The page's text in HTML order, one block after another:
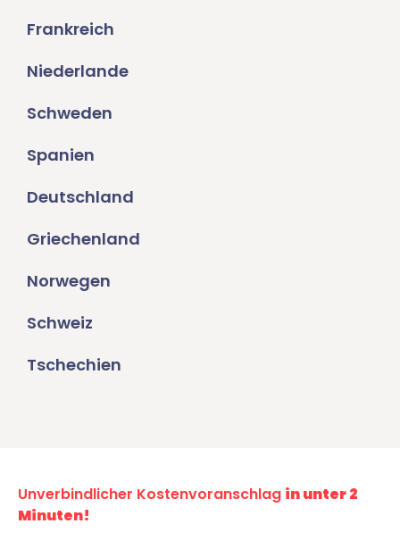
Frankreich
Niederlande
Schweden
Spanien
Deutschland
Griechenland
Norwegen
Schweiz
Tschechien
Unverbindlicher Kostenvoranschlag in unter 2
Minuten!